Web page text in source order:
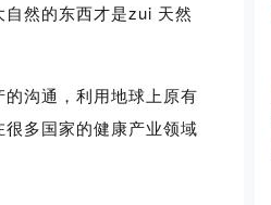
然的东西才是zui 天然
沟通，利用地球上原有
多国家的健康产业领域